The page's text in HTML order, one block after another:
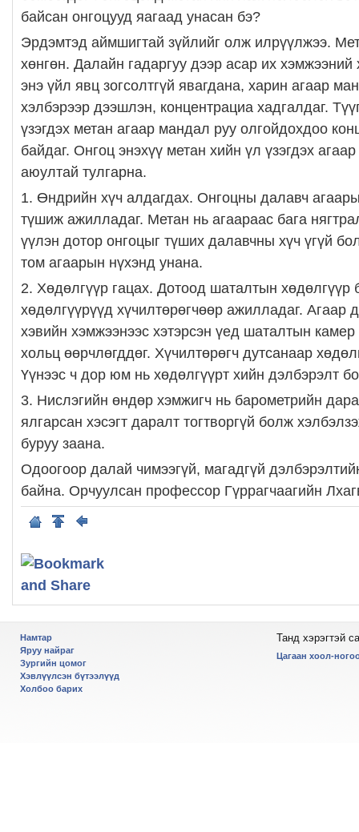
байсан онгоцууд яагаад унасан бэ?
Эрдэмтэд аймшигтай зүйлийг олж илрүүлжээ.
хөнгөн. Далайн гадаргуу дээр асар их хэмжээний
энэ үйл явц зогсолтгүй явагдана, харин агаар
хэлбэрээр дээшлэн, концентрациа хадгалдаг.
үзэгдэх метан агаар мандал руу олгойдохдоо
байдаг. Онгоц энэхүү метан хийн үл үзэгдэх
аюултай тулгарна.
1. Өндрийн хүч алдагдах. Онгоцны далавч
түшиж ажилладаг. Метан нь агаараас бага
үүлэн дотор онгоцыг түших далавчны хүч үгүй
том агаарын нүхэнд унана.
2. Хөдөлгүүр гацах. Дотоод шаталтын хөдөлгүүр
хөдөлгүүрүүд хүчилтөрөгчөөр ажилладаг. Агаар
хэвийн хэмжээнээс хэтэрсэн үед шаталтын
хольц өөрчлөгддөг. Хүчилтөрөгч дутсанаар
Үүнээс ч дор юм нь хөдөлгүүрт хийн дэлбэрэлт
3. Нислэгийн өндөр хэмжигч нь барометрийн
ялгарсан хэсэгт даралт тогтворгүй болж
буруу заана.
Одоогоор далай чимээгүй, магадгүй
байна. Орчуулсан профессор Гүррагчаагийн
Намтар
Яруу найраг
Зургийн цомог
Хэвлүүлсэн бүтээлүүд
Холбоо барих
Танд хэрэгтэй
Цагаан хоол-